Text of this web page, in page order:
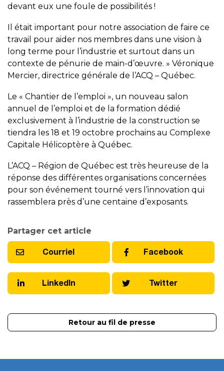
devant eux une foule de possibilités !
Il était important pour notre association de faire ce
travail pour aider nos membres dans une vision à
long terme pour l’industrie et surtout dans un
contexte de pénurie de main-d’œuvre. » Véronique
Mercier, directrice générale de l’ACQ – Québec.
Le « Chantier de l’emploi », un nouveau salon
annuel de l’emploi et de la formation dédié
exclusivement à l’industrie de la construction se
tiendra les 18 et 19 octobre prochains au Complexe
Capitale Hélicoptère à Québec.
L’ACQ – Région de Québec est très heureuse de la
réponse des différentes organisations concernées
pour son événement tourné vers l’innovation qui
rassemblera près d’une centaine d’exposants.
Partager cet article
Courriel Facebook
LinkedIn Twitter
Retour au fil de presse